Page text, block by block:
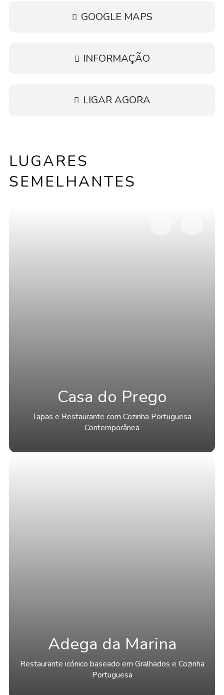
GOOGLE MAPS
INFORMAÇÃO
LIGAR AGORA
LUGARES
SEMELHANTES
Casa do Prego
Tapas e Restaurante com Cozinha Portuguesa
Contemporânea
Adega da Marina
Restaurante icónico baseado em Gralhados e Cozinha
Portuguesa